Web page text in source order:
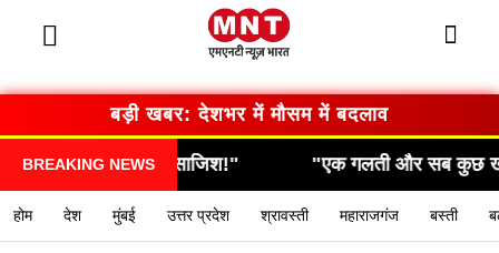
बड़ी खबर: देशभर में मौसम में बदलाव
BREAKING NEWS
खौफनाक साजिश!" "एक गलती और सब कुछ खत्म…
होम देश मुंबई उत्तर प्रदेश श्रावस्ती महाराजगंज बस्ती